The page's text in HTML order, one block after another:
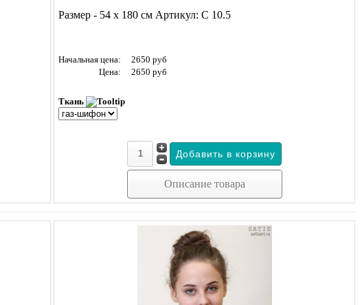
Размер - 54 х 180 см Артикул: С 10.5
Начальная цена:
2650 руб
Цена:
2650 руб
Ткань
Описание товара